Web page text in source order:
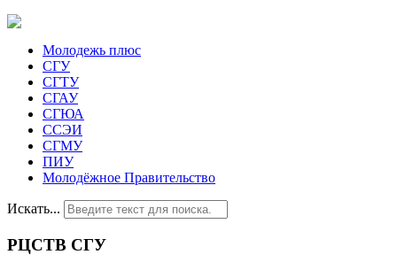
Молодежь плюс
СГУ
СГТУ
СГАУ
СГЮА
ССЭИ
СГМУ
ПИУ
Молодёжное Правительство
Искать...
РЦСТВ СГУ